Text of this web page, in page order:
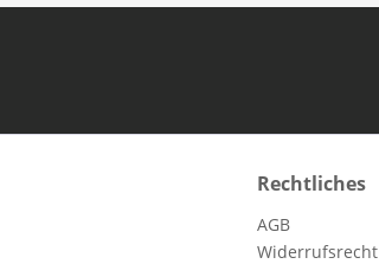
Rechtliches
AGB
Widerrufsrecht